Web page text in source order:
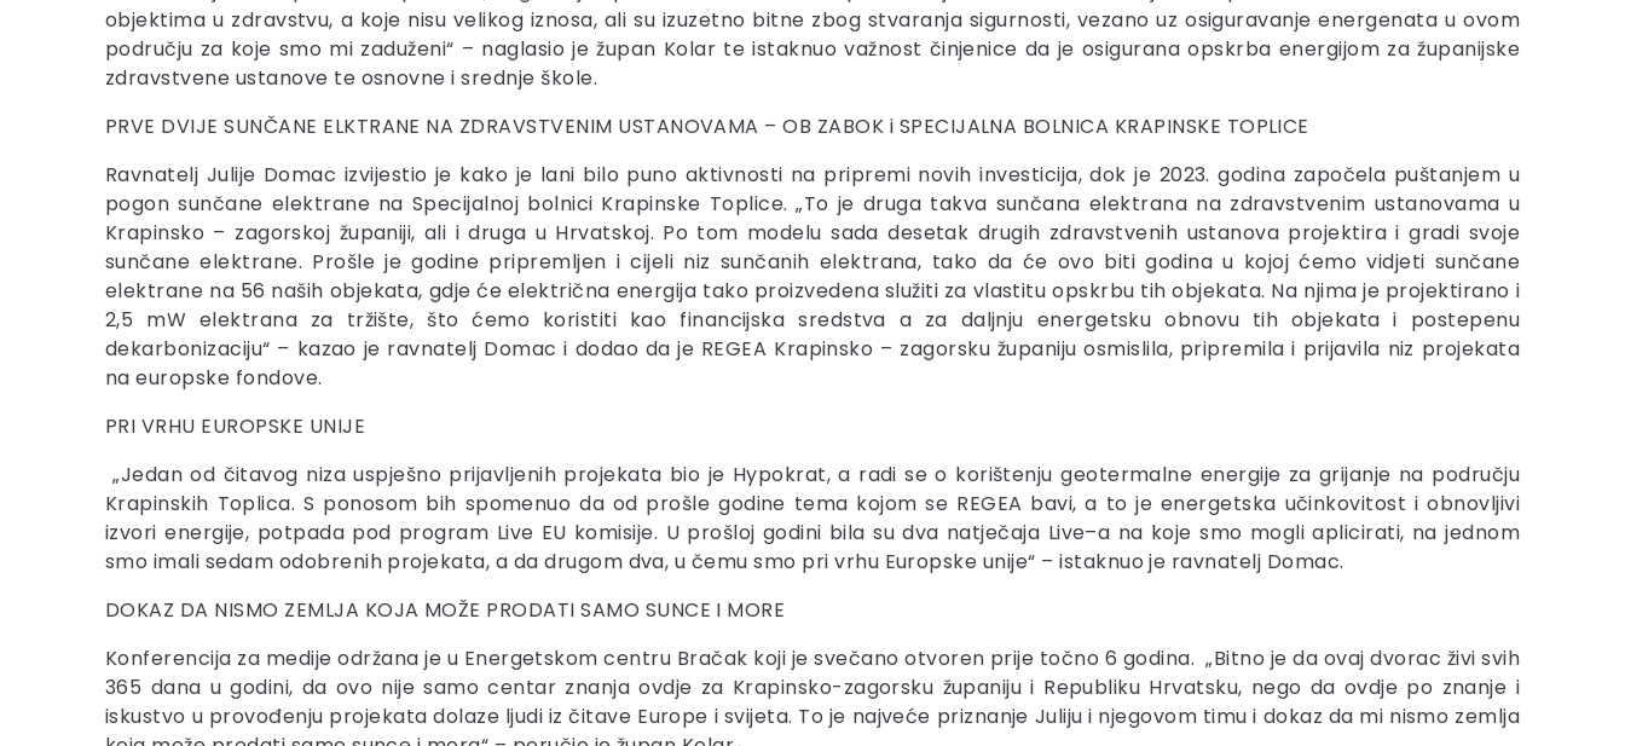
objektima u zdravstvu, a koje nisu velikog iznosa, ali su izuzetno bitne zbog stvaranja sigurnosti, vezano uz osiguravanje energenata u ovom
području za koje smo mi zaduženi“ – naglasio je župan Kolar te istaknuo važnost činjenice da je osigurana opskrba energijom za županijske
zdravstvene ustanove te osnovne i srednje škole.
PRVE DVIJE SUNČANE ELKTRANE NA ZDRAVSTVENIM USTANOVAMA – OB ZABOK i SPECIJALNA BOLNICA KRAPINSKE TOPLICE
Ravnatelj Julije Domac izvijestio je kako je lani bilo puno aktivnosti na pripremi novih investicija, dok je 2023. godina započela puštanjem u
pogon sunčane elektrane na Specijalnoj bolnici Krapinske Toplice. „To je druga takva sunčana elektrana na zdravstvenim ustanovama u
Krapinsko – zagorskoj županiji, ali i druga u Hrvatskoj. Po tom modelu sada desetak drugih zdravstvenih ustanova projektira i gradi svoje
sunčane elektrane. Prošle je godine pripremljen i cijeli niz sunčanih elektrana, tako da će ovo biti godina u kojoj ćemo vidjeti sunčane
elektrane na 56 naših objekata, gdje će električna energija tako proizvedena služiti za vlastitu opskrbu tih objekata. Na njima je projektirano i
2,5 mW elektrana za tržište, što ćemo koristiti kao financijska sredstva a za daljnju energetsku obnovu tih objekata i postepenu
dekarbonizaciju“ – kazao je ravnatelj Domac i dodao da je REGEA Krapinsko – zagorsku županiju osmislila, pripremila i prijavila niz projekata
na europske fondove.
PRI VRHU EUROPSKE UNIJE
„Jedan od čitavog niza uspješno prijavljenih projekata bio je Hypokrat, a radi se o korištenju geotermalne energije za grijanje na području
Krapinskih Toplica. S ponosom bih spomenuo da od prošle godine tema kojom se REGEA bavi, a to je energetska učinkovitost i obnovljivi
izvori energije, potpada pod program Live EU komisije. U prošloj godini bila su dva natječaja Live–a na koje smo mogli aplicirati, na jednom
smo imali sedam odobrenih projekata, a da drugom dva, u čemu smo pri vrhu Europske unije“ – istaknuo je ravnatelj Domac.
DOKAZ DA NISMO ZEMLJA KOJA MOŽE PRODATI SAMO SUNCE I MORE
Konferencija za medije održana je u Energetskom centru Bračak koji je svečano otvoren prije točno 6 godina. „Bitno je da ovaj dvorac živi svih
365 dana u godini, da ovo nije samo centar znanja ovdje za Krapinsko-zagorsku županiju i Republiku Hrvatsku, nego da ovdje po znanje i
iskustvo u provođenju projekata dolaze ljudi iz čitave Europe i svijeta. To je najveće priznanje Juliju i njegovom timu i dokaz da mi nismo zemlja